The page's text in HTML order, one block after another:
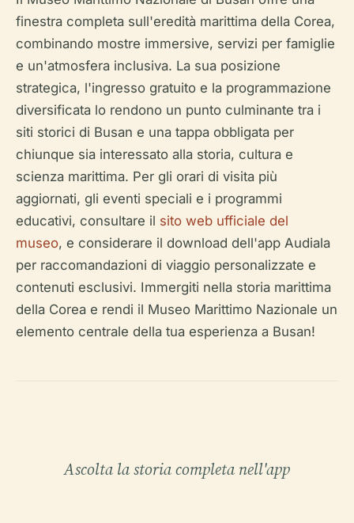
finestra completa sull'eredità marittima della Corea,
combinando mostre immersive, servizi per famiglie
e un'atmosfera inclusiva. La sua posizione
strategica, l'ingresso gratuito e la programmazione
diversificata lo rendono un punto culminante tra i
siti storici di Busan e una tappa obbligata per
chiunque sia interessato alla storia, cultura e
scienza marittima. Per gli orari di visita più
aggiornati, gli eventi speciali e i programmi
educativi, consultare il sito web ufficiale del
museo, e considerare il download dell'app Audiala
per raccomandazioni di viaggio personalizzate e
contenuti esclusivi. Immergiti nella storia marittima
della Corea e rendi il Museo Marittimo Nazionale un
elemento centrale della tua esperienza a Busan!
Ascolta la storia completa nell'app